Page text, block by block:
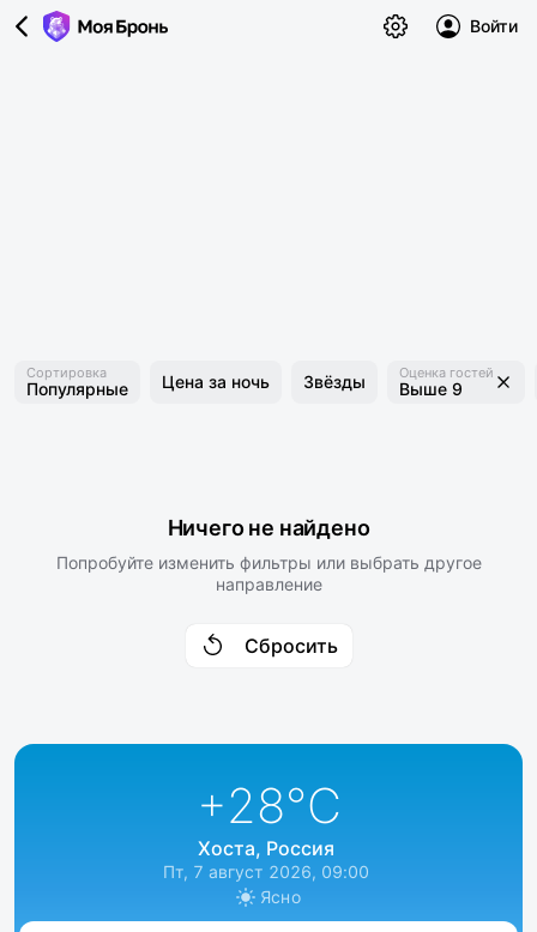
Войти
Сортировка
Популярные Цена за ночь Звёзды Оценка гостей
Выше 9
Ничего не найдено
Попробуйте изменить фильтры или выбрать другое
направление
Сбросить
+28°C
Хоста, Россия
Пт, 7 август 2026, 09:00
Ясно